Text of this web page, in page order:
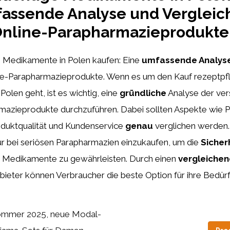
Analyse und
in Polen kaufen: Eine umfassende
Parapharmazieprodukte. Wenn es um den Kauf
geht, ist es wichtig, eine gründliche Analyse der
durchzuführen. Dabei sollten Aspekte wie
und Kundenservice genau verglichen
bei seriösen Parapharmazien einzukaufen, um die
zu gewährleisten. Durch einen
können Verbraucher die beste Option für ihre
2025, neue Modal-